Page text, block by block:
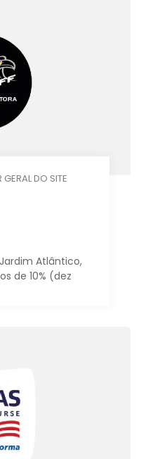
DO SITE
Atlântico,
de 10% (dez